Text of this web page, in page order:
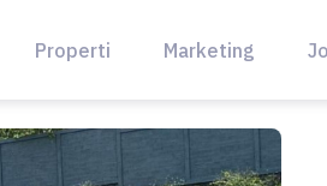
Properti Marketing